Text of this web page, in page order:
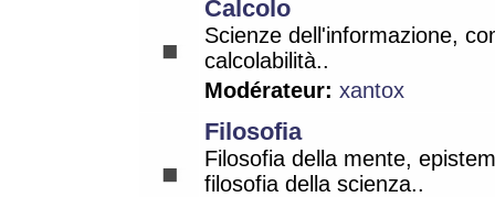
Calcolo
Scienze dell'informazione,
calcolabilità..
Modérateur: xantox
Filosofia
Filosofia della mente,
filosofia della scienza..